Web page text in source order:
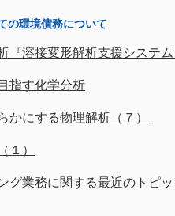
の環境債務について
『溶接変形解析支援システム
指す化学分析
かにする物理解析（７）
１）
グ業務に関する最近のトピッ